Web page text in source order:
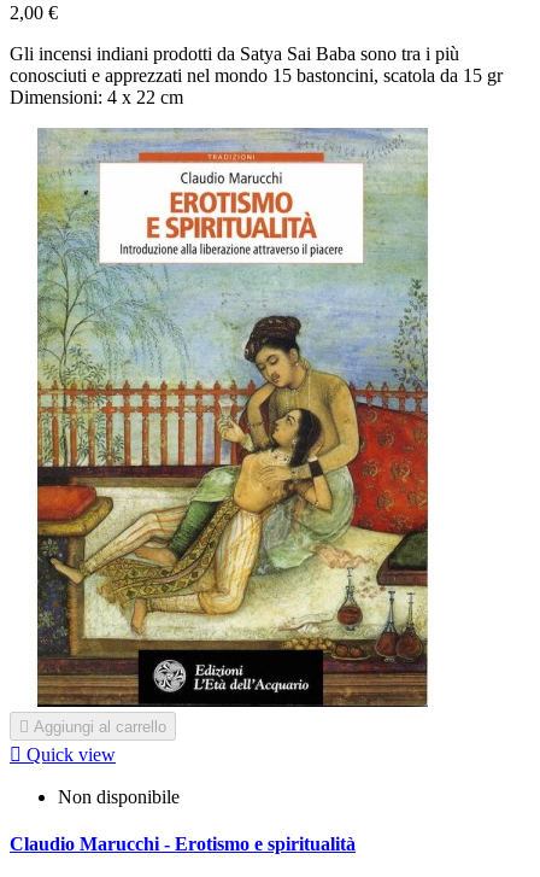
2,00 €
Gli incensi indiani prodotti da Satya Sai Baba sono tra i più
conosciuti e apprezzati nel mondo 15 bastoncini, scatola da 15 gr
Dimensioni: 4 x 22 cm
 Aggiungi al carrello
 Quick view
Non disponibile
Claudio Marucchi - Erotismo e spiritualità